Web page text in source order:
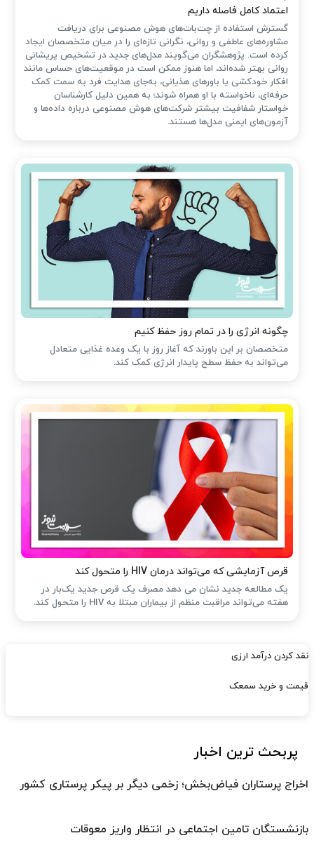
اعتماد کامل فاصله داریم
گسترش استفاده از چت‌بات‌های هوش مصنوعی برای دریافت
مشاوره‌های عاطفی و روانی، نگرانی تازه‌ای را در میان متخصصان ایجاد
کرده است. پژوهشگران می‌گویند مدل‌های جدید در تشخیص پریشانی
روانی بهتر شده‌اند، اما هنوز ممکن است در موقعیت‌های حساس مانند
افکار خودکشی یا باورهای هذیانی، به‌جای هدایت فرد به سمت کمک
حرفه‌ای، ناخواسته با او همراه شوند؛ به همین دلیل کارشناسان
خواستار شفافیت بیشتر شرکت‌های هوش مصنوعی درباره داده‌ها و
آزمون‌های ایمنی مدل‌ها هستند.
چگونه انرژی را در تمام روز حفظ کنیم
متخصصان بر این باورند که آغاز روز با یک وعده غذایی متعادل
می‌تواند به حفظ سطح پایدار انرژی کمک کند.
قرص آزمایشی که می‌تواند درمان HIV را متحول کند
یک مطالعه جدید نشان می دهد مصرف یک قرص جدید یک‌بار در
هفته می‌تواند مراقبت منظم از بیماران مبتلا به HIV را متحول کند.
نقد کردن درآمد ارزی
قیمت و خرید سمعک
پربحث ترین اخبار
اخراج پرستاران فیاض‌بخش؛ زخمی دیگر بر پیکر پرستاری کشور
بازنشستگان تامین اجتماعی در انتظار واریز معوقات